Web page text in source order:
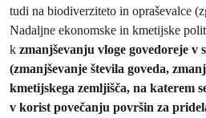
tudi na biodiverziteto in opraševalce
Nadaljne ekonomske in kmetijske
k zmanjševanju vloge govedoreje v
(zmanjševanje števila goveda,
kmetijskega zemljišča, na katerem
v korist povečanju površin za